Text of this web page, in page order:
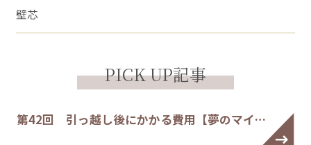
壁芯
PICK UP記事
第42回 引っ越し後にかかる費用【夢のマイ…